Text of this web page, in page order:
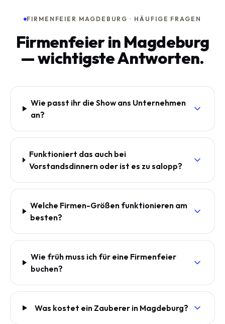
FIRMENFEIER MAGDEBURG · HÄUFIGE FRAGEN
Firmenfeier in Magdeburg
— wichtigste Antworten.
Wie passt ihr die Show ans Unternehmen
an?
Funktioniert das auch bei
Vorstandsdinnern oder ist es zu salopp?
Welche Firmen-Größen funktionieren am
besten?
Wie früh muss ich für eine Firmenfeier
buchen?
Was kostet ein Zauberer in Magdeburg?